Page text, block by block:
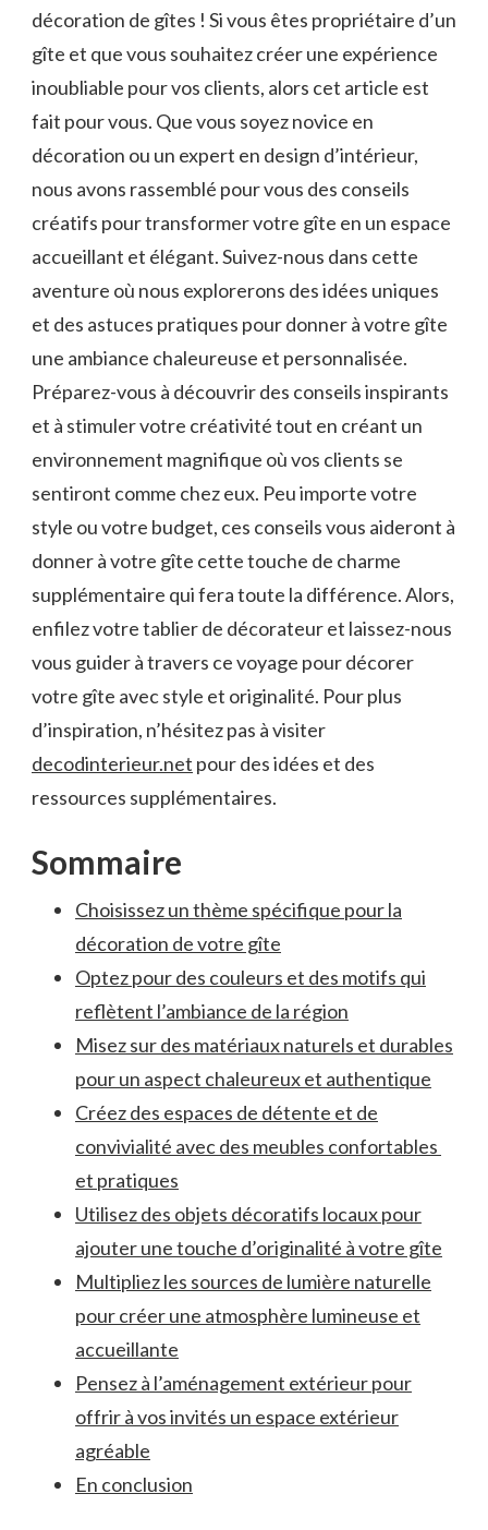
décoration de gîtes ! Si vous êtes propriétaire d’un
gîte et que vous souhaitez créer une expérience
inoubliable pour vos clients, alors cet article est
fait pour vous. Que vous soyez novice en
décoration ou un expert en design d’intérieur,
nous avons rassemblé pour vous des conseils
créatifs pour transformer votre gîte en un espace
accueillant et élégant. Suivez-nous dans cette
aventure où nous explorerons des idées uniques
et des astuces pratiques pour donner à votre gîte
une ambiance chaleureuse et personnalisée.
Préparez-vous à découvrir des conseils inspirants
et à stimuler votre créativité tout en créant un
environnement magnifique où vos clients se
sentiront comme chez eux. Peu importe votre
style ou votre budget, ces conseils vous aideront à
donner à votre gîte cette touche de charme
supplémentaire qui fera toute la différence. Alors,
enfilez votre tablier de décorateur et laissez-nous
vous guider à travers ce voyage pour décorer
votre gîte avec style et originalité. Pour plus
d’inspiration, n’hésitez pas à visiter
decodinterieur.net pour des idées et des
ressources supplémentaires.
Sommaire
Choisissez un thème ⁢spécifique pour la⁣
décoration de votre gîte
Optez pour des ‌couleurs et des motifs qui
reflètent l’ambiance⁣ de la ‍région
Misez sur des‌ matériaux ‌naturels ​et durables
pour un aspect chaleureux​ et authentique
Créez des espaces⁢ de détente‍ et de
convivialité avec⁢ des meubles confortables ​
et ⁤pratiques
Utilisez ‍des objets décoratifs locaux pour
‍ajouter une touche d’originalité ⁤à votre gîte
Multipliez les sources⁤ de‍ lumière naturelle​
pour créer une atmosphère lumineuse et
accueillante
Pensez ​à l’aménagement extérieur pour
offrir à vos invités un espace extérieur
agréable
En conclusion